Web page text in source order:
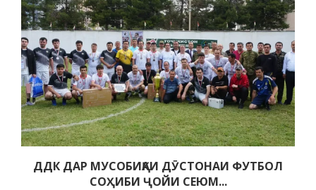
ДДК ДАР МУСОБИҚАИ ДӮСТОНАИ ФУТБОЛ
СОҲИБИ ҶОЙИ СЕЮМ...